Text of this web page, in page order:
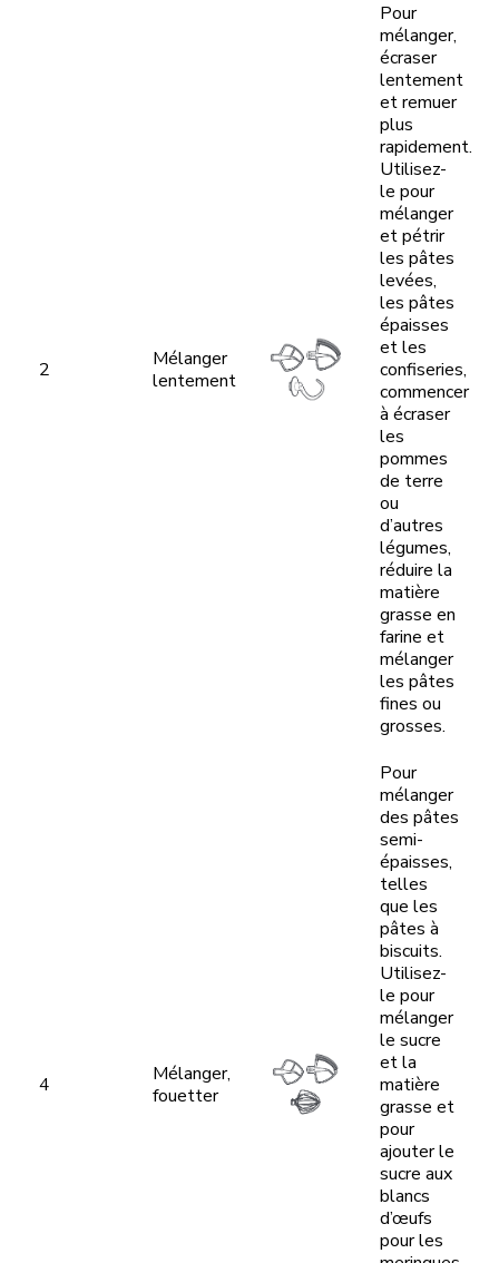
2
Mélanger
lentement
Pour
mélanger,
écraser
lentement
et remuer
plus
rapidement.
Utilisez-
le pour
mélanger
et pétrir
les pâtes
levées,
les pâtes
épaisses
et les
confiseries,
commencer
à écraser
les
pommes
de terre
ou
d’autres
légumes,
réduire la
matière
grasse en
farine et
mélanger
les pâtes
fines ou
grosses.
4
Mélanger,
fouetter
Pour
mélanger
des pâtes
semi-
épaisses,
telles
que les
pâtes à
biscuits.
Utilisez-
le pour
mélanger
le sucre
et la
matière
grasse et
pour
ajouter le
sucre aux
blancs
d’œufs
pour les